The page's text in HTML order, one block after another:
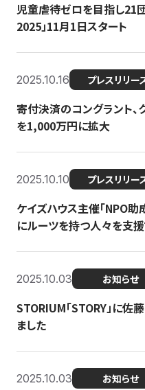
児童虐待ゼロを目指し21
2025」11月1日スタート
2025.10.16 プレスリリー
寄付決済のコングラント
を1,000万円に拡大
2025.10.10 プレスリリー
ケイズハウス主催「NPO助
にルーツを持つ人々を支
2025.10.03 お知らせ
STORIUM「STORY」に佐
ました
2025.10.03 お知らせ